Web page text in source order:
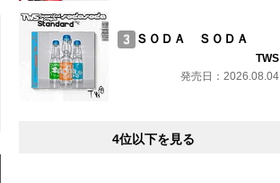
ＳＯＤＡ ＳＯＤＡ
TWS
発売日：2026.08.04
4位以下を見る